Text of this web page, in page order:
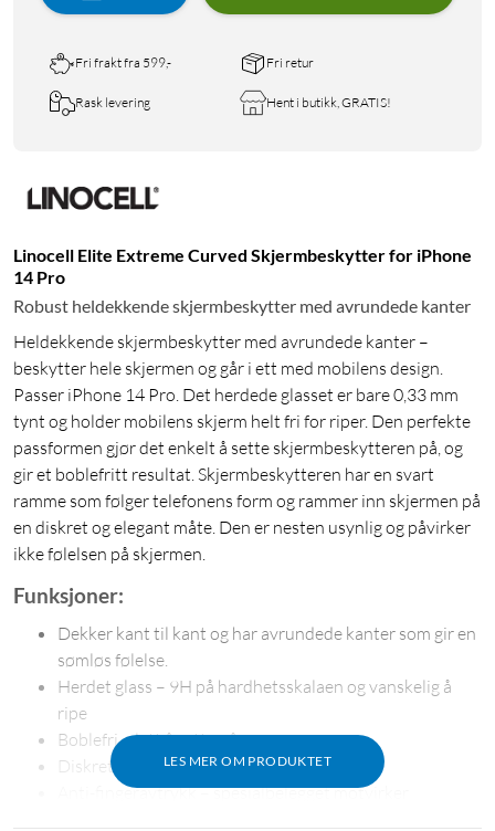
Fri frakt fra 599,- Fri retur
Rask levering Hent i butikk, GRATIS!
Linocell Elite Extreme Curved Skjermbeskytter for iPhone
14 Pro
Robust heldekkende skjermbeskytter med avrundede kanter
Heldekkende skjermbeskytter med avrundede kanter –
beskytter hele skjermen og går i ett med mobilens design.
Passer iPhone 14 Pro. Det herdede glasset er bare 0,33 mm
tynt og holder mobilens skjerm helt fri for riper. Den perfekte
passformen gjør det enkelt å sette skjermbeskytteren på, og
gir et boblefritt resultat. Skjermbeskytteren har en svart
ramme som følger telefonens form og rammer inn skjermen på
en diskret og elegant måte. Den er nesten usynlig og påvirker
ikke følelsen på skjermen.
LES MER OM PRODUKTET
Funksjoner:
Dekker kant til kant og har avrundede kanter som gir en
sømløs følelse.
Herdet glass – 9H på hardhetsskalaen og vanskelig å
ripe
Boblefri – lett å sette på
Diskret – bare 0,33 mm tynn
Anti-fingeravtrykk – spesialbelegget motvirker